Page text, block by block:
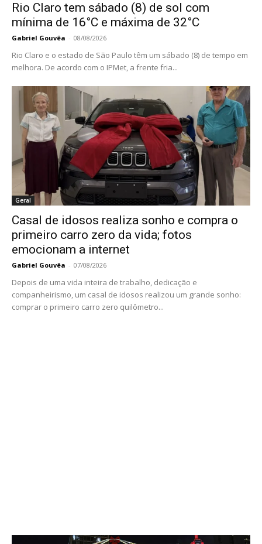
Rio Claro tem sábado (8) de sol com
mínima de 16°C e máxima de 32°C
Gabriel Gouvêa - 08/08/2026
Rio Claro e o estado de São Paulo têm um sábado (8) de tempo em
melhora. De acordo com o IPMet, a frente fria...
Geral
Casal de idosos realiza sonho e compra o
primeiro carro zero da vida; fotos
emocionam a internet
Gabriel Gouvêa - 07/08/2026
Depois de uma vida inteira de trabalho, dedicação e
companheirismo, um casal de idosos realizou um grande sonho:
comprar o primeiro carro zero quilômetro...